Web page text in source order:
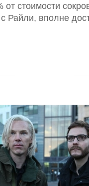
от стоимости
Райли, вполне